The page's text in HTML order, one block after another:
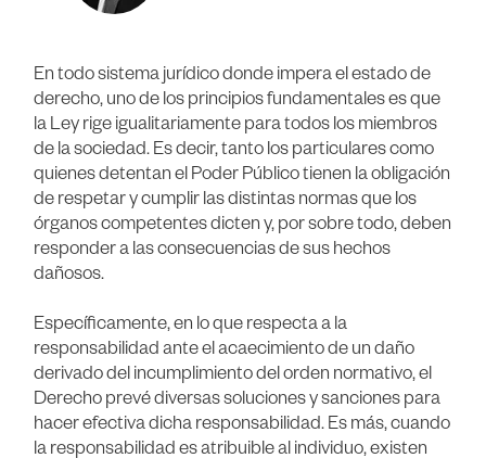
En todo sistema jurídico donde impera el estado de
derecho, uno de los principios fundamentales es que
la Ley rige igualitariamente para todos los miembros
de la sociedad. Es decir, tanto los particulares como
quienes detentan el Poder Público tienen la obligación
de respetar y cumplir las distintas normas que los
órganos competentes dicten y, por sobre todo, deben
responder a las consecuencias de sus hechos
dañosos.
Específicamente, en lo que respecta a la
responsabilidad ante el acaecimiento de un daño
derivado del incumplimiento del orden normativo, el
Derecho prevé diversas soluciones y sanciones para
hacer efectiva dicha responsabilidad. Es más, cuando
la responsabilidad es atribuible al individuo, existen